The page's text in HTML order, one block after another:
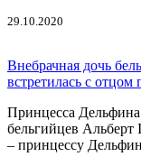
29.10.2020
Внебрачная дочь
встретилась с отцом
Принцесса
бельгийцев
– принцессу